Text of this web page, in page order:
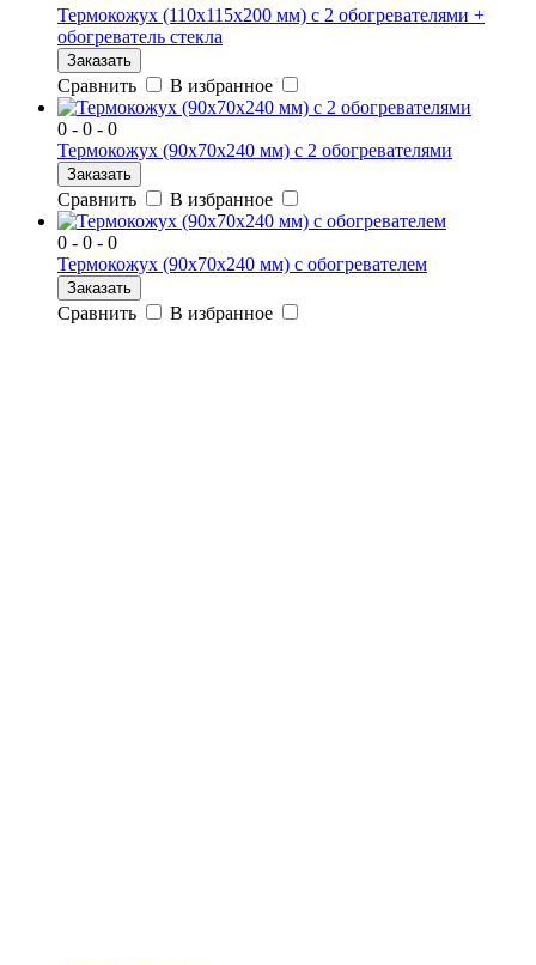
Термокожух (110х115х200 мм) с 2 обогревателями +
обогреватель стекла
Заказать
Сравнить В избранное
0 - 0 - 0
Термокожух (90х70х240 мм) с 2 обогревателями
Заказать
Сравнить В избранное
0 - 0 - 0
Термокожух (90х70х240 мм) с обогревателем
Заказать
Сравнить В избранное